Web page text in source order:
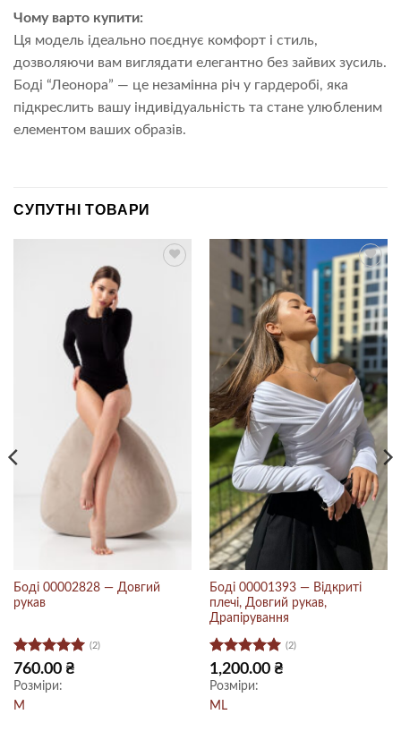
Чому варто купити:
Ця модель ідеально поєднує комфорт і стиль,
дозволяючи вам виглядати елегантно без зайвих зусиль.
Боді “Леонора” — це незамінна річ у гардеробі, яка
підкреслить вашу індивідуальність та стане улюбленим
елементом ваших образів.
СУПУТНІ ТОВАРИ
Боді 00002828 — Довгий
рукав
Оцінено в
5з 5
(2)
760.00 ₴
Розміри:
M
Боді 00001393 — Відкриті
плечі, Довгий рукав,
Драпірування
Оцінено в
5з 5
(2)
1,200.00 ₴
Розміри:
M L